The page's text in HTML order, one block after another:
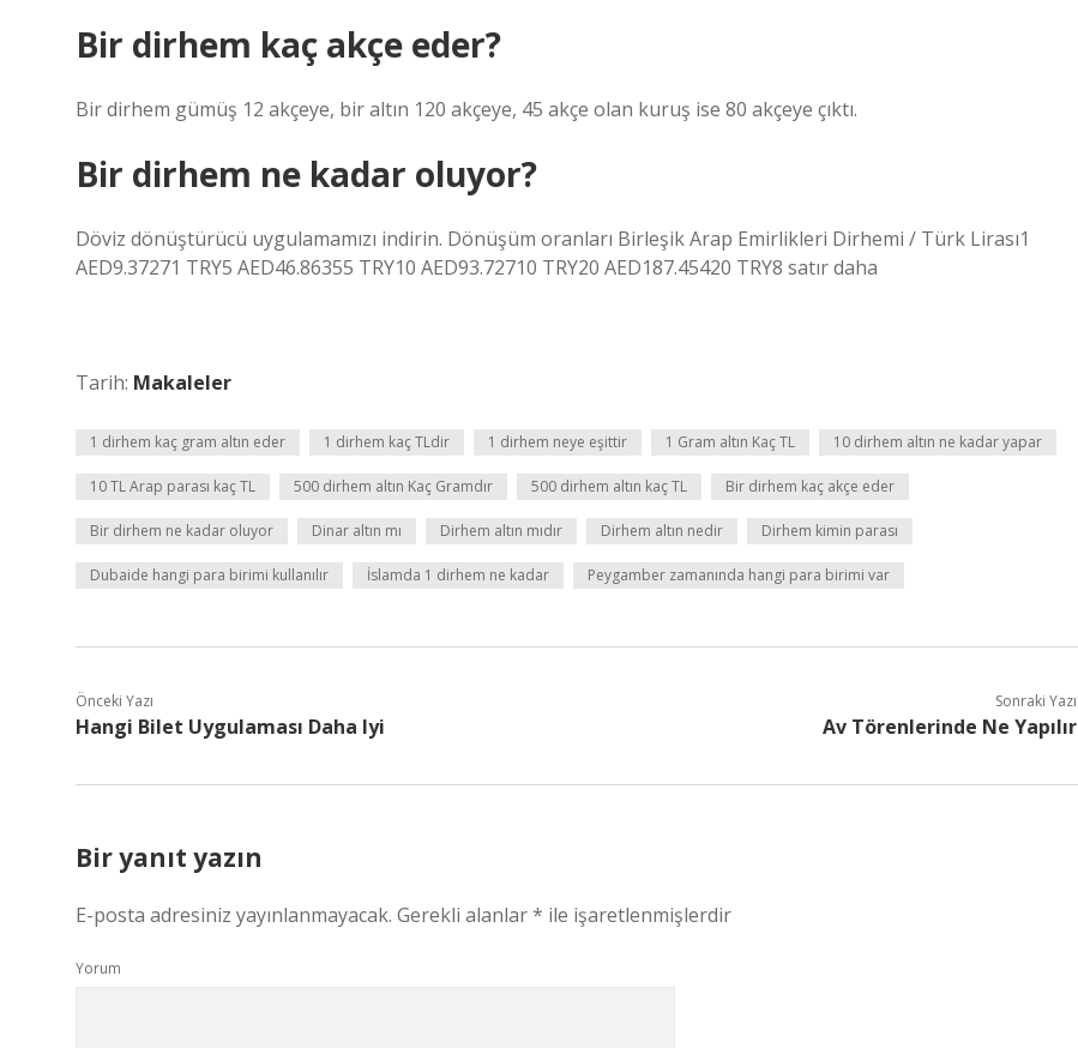
Bir dirhem kaç akçe eder?
Bir dirhem gümüş 12 akçeye, bir altın 120 akçeye, 45 akçe olan kuruş ise 80 akçeye çıktı.
Bir dirhem ne kadar oluyor?
Döviz dönüştürücü uygulamamızı indirin. Dönüşüm oranları Birleşik Arap Emirlikleri Dirhemi / Türk Lirası1
AED9.37271 TRY5 AED46.86355 TRY10 AED93.72710 TRY20 AED187.45420 TRY8 satır daha
Tarih: Makaleler
1 dirhem kaç gram altın eder 1 dirhem kaç TLdir 1 dirhem neye eşittir 1 Gram altın Kaç TL 10 dirhem altın ne kadar yapar
10 TL Arap parası kaç TL 500 dirhem altın Kaç Gramdır 500 dirhem altın kaç TL Bir dirhem kaç akçe eder
Bir dirhem ne kadar oluyor Dinar altın mı Dirhem altın mıdır Dirhem altın nedir Dirhem kimin parası
Dubaide hangi para birimi kullanılır İslamda 1 dirhem ne kadar Peygamber zamanında hangi para birimi var
Önceki Yazı
Hangi Bilet Uygulaması Daha Iyi
Sonraki Yazı
Av Törenlerinde Ne Yapılır
Bir yanıt yazın
E-posta adresiniz yayınlanmayacak. Gerekli alanlar* ile işaretlenmişlerdir
Yorum